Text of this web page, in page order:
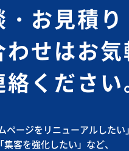
・お見積り
わせはお気
ください
ページをリニューアルしたい」
「集客を強化したい」など、